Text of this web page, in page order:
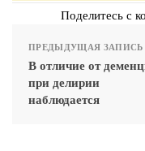
Поделитесь с
ПРЕДЫДУЩАЯ ЗАПИСЬ
В отличие от
при делирии
наблюдается